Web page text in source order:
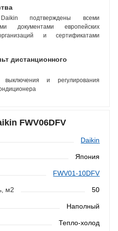
подтверждены всеми
документами европейских
и сертификатами
дистанционного
и регулирования
FWV06DFV
Daikin
Япония
FWV01-10DFV
м2 50
Наполный
Тепло-холод